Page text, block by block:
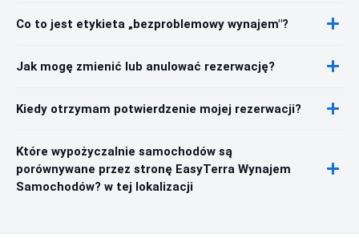
Co to jest etykieta „bezproblemowy wynajem"?
Jak mogę zmienić lub anulować rezerwację?
Kiedy otrzymam potwierdzenie mojej rezerwacji?
Które wypożyczalnie samochodów są
porównywane przez stronę EasyTerra Wynajem
Samochodów? w tej lokalizacji